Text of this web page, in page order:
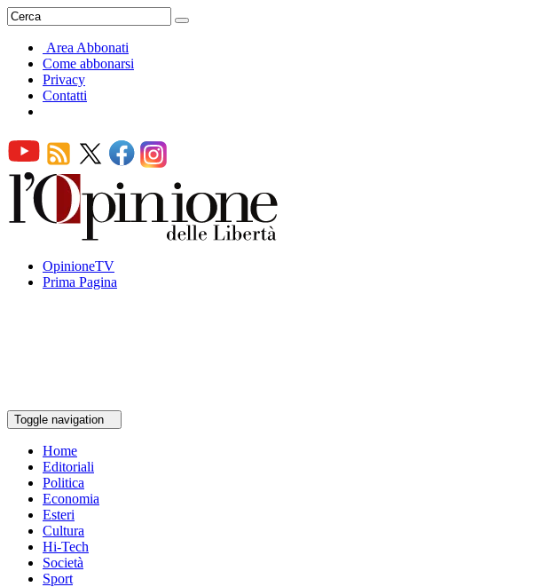
Area Abbonati
Come abbonarsi
Privacy
Contatti
OpinioneTV
Prima Pagina
Toggle navigation
Home
Editoriali
Politica
Economia
Esteri
Cultura
Hi-Tech
Società
Sport